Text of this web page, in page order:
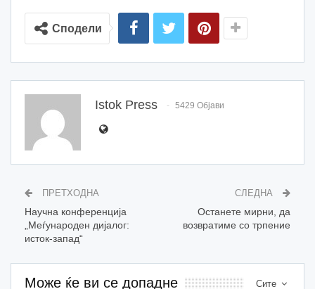
Сподели
Istok Press 5429 Објави
ПРЕТХОДНА
Научна конференцијa
„Меѓународен дијалог:
исток-запад“
СЛЕДНА
Останете мирни, да
возвратиме со трпение
Сите
Може ќе ви се допадне